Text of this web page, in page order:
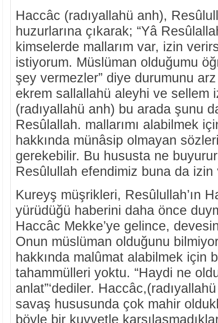
Haccâc (radıyallahü anh),
huzurlarına çıkarak; “Yâ
kimselerde mallarım var, izin
istiyorum. Müslüman olduğumu
şey vermezler” diye durumunu
ekrem sallallahü aleyhi ve sellem
(radıyallahü anh) bu arada şunu
Resûlallah. mallarımı alabilmek
hakkında münâsip olmayan
gerekebilir. Bu hususta ne
Resûlullah efendimiz buna da izin
Kureyş müşrikleri, Resûlullah’ın
yürüdüğü haberini daha önce
Haccâc Mekke’ye gelince,
Onun müslüman olduğunu
hakkında malûmat alabilmek için
tahammülleri yoktu. “Haydi ne
anlat”‘dediler.
savaş hususunda çok mahir
böyle bir kuvvetle